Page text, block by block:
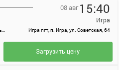
Якшур-Бодья с. АС, село Якшур-Бодья, ул Пушиной, 70
08 авг 15:40
Игра
Игра пгт, п. Игра, ул. Советская, 64
Загрузить цену